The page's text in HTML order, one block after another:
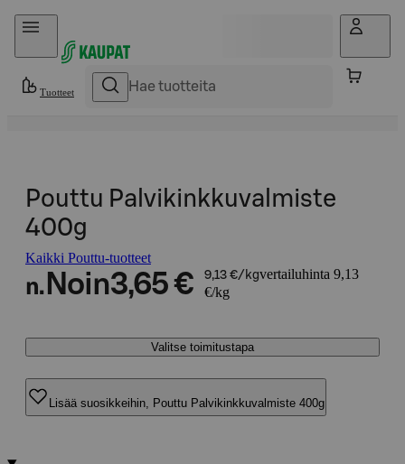
Hyppää sisältöön
Tuotteet
Pouttu Palvikinkkuvalmiste
400g
Kaikki Pouttu-tuotteet
n. Noin3,65 € 9,13 €/kgvertailuhinta 9,13
€/kg
Valitse toimitustapa
Lisää suosikkeihin, Pouttu Palvikinkkuvalmiste 400g